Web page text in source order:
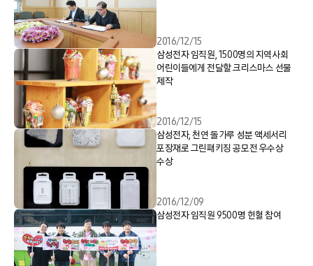
2016/12/15
삼성전자 임직원, 1500명의 지역사회
어린이들에게 전달할 크리스마스 선물
제작
2016/12/15
삼성전자, 천연 돌가루 성분 액세서리
포장재로 그린패키징 공모전 우수상
수상
2016/12/09
삼성전자 임직원 9500명 헌혈 참여